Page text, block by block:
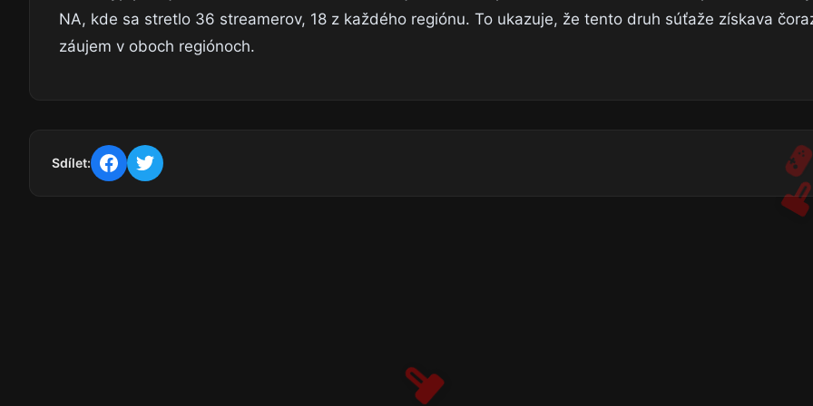
NA, kde sa stretlo 36 streamerov, 18 z každého regiónu. To ukazuje, že tento druh súťaže získava
záujem v oboch regiónoch.
Sdílet: